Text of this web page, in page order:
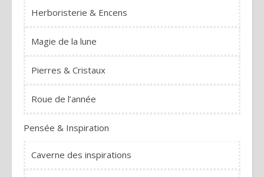
Herboristerie & Encens
Magie de la lune
Pierres & Cristaux
Roue de l’année
Pensée & Inspiration
Caverne des inspirations